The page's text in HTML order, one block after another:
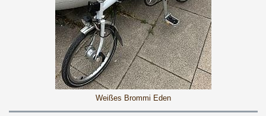
Weißes Brommi Eden